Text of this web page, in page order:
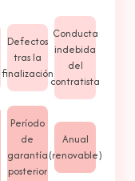
Defectos
tras la
finalización
Conducta
indebida
del
contratista
Período
de
garantía
posterior
Anual
(renovable)